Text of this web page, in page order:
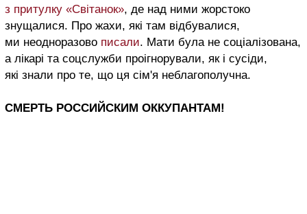
з притулку «Світанок», де над ними жорстоко
знущалися. Про жахи, які там відбувалися,
ми неодноразово писали. Мати була не соціалізована,
а лікарі та соцслужби проігнорували, як і сусіди,
які знали про те, що ця сім'я неблагополучна.
СМЕРТЬ РОССИЙСКИМ ОККУПАНТАМ!